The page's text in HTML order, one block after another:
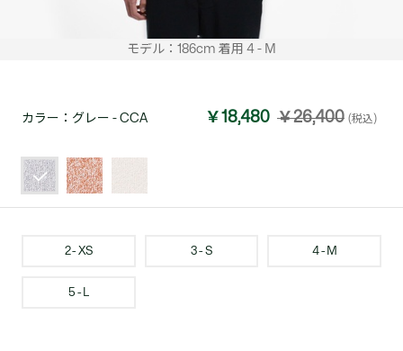
モデル：186cm 着用 4 - M
カラー： グレー - CCA ￥18,480 ￥26,400 (税込)
2 - XS 3 - S 4 - M
5 - L